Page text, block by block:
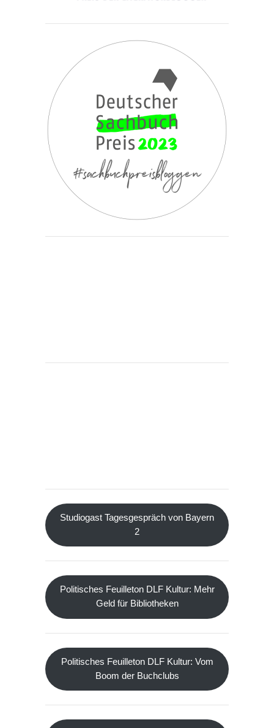
Studiogast Tagesgespräch von Bayern
2
Politisches Feuilleton DLF Kultur: Mehr
Geld für Bibliotheken
Politisches Feuilleton DLF Kultur: Vom
Boom der Buchclubs